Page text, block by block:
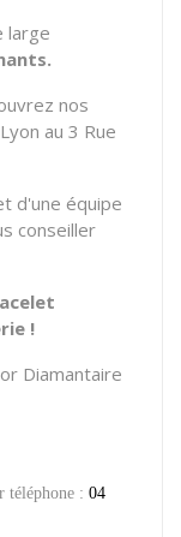
large
nos
au 3 Rue
d'une équipe
conseiller
!
Diamantaire
téléphone : 04